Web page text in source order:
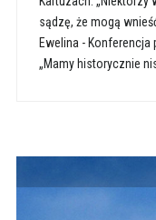
sądzę, że mogą
Ewelina - Konferencja
„Mamy historycznie